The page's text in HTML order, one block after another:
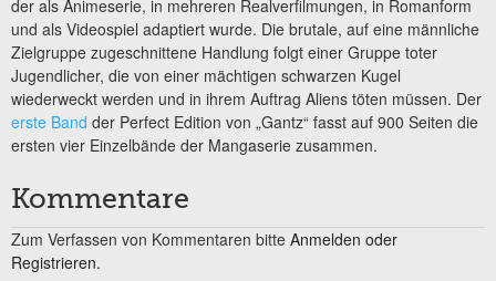
der als Animeserie, in mehreren Realverfilmungen, in Romanform
und als Videospiel adaptiert wurde. Die brutale, auf eine männliche
Zielgruppe zugeschnittene Handlung folgt einer Gruppe toter
Jugendlicher, die von einer mächtigen schwarzen Kugel
wiederweckt werden und in ihrem Auftrag Aliens töten müssen. Der
erste Band der Perfect Edition von „Gantz“ fasst auf 900 Seiten die
ersten vier Einzelbände der Mangaserie zusammen.
Kommentare
Zum Verfassen von Kommentaren bitte Anmelden oder
Registrieren.